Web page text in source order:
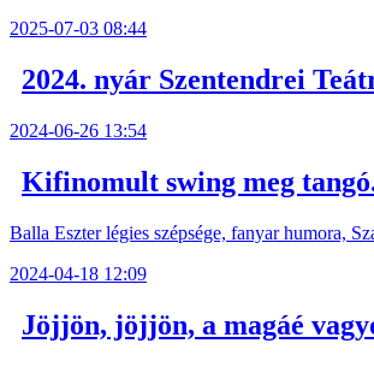
2025-07-03 08:44
2024. nyár Szentendrei
2024-06-26 13:54
Kifinomult swing meg
Balla Eszter légies szépsége, fanyar humora,
2024-04-18 12:09
Jöjjön, jöjjön, a magáé